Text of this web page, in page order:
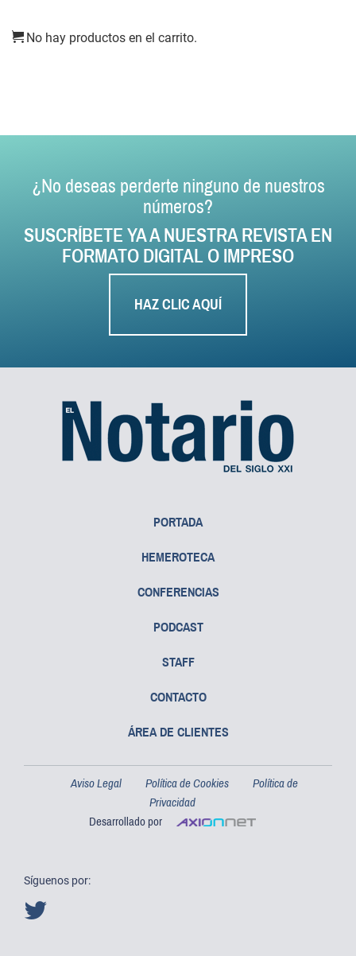
No hay productos en el carrito.
¿No deseas perderte ninguno de nuestros
números?
SUSCRÍBETE YA A NUESTRA REVISTA EN
FORMATO DIGITAL O IMPRESO
HAZ CLIC AQUÍ
PORTADA
HEMEROTECA
CONFERENCIAS
PODCAST
STAFF
CONTACTO
ÁREA DE CLIENTES
Aviso Legal Política de Cookies
Política de
Privacidad
Desarrollado por
Síguenos por: